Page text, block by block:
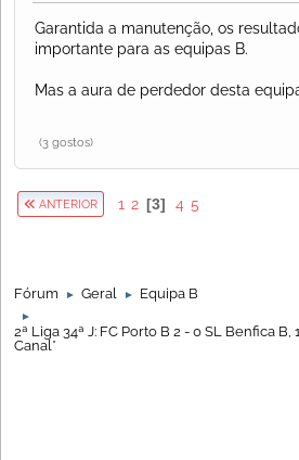
Garantida a manutenção, os
importante para as equipas B.
Mas a aura de perdedor desta
(3 gostos)
ANTERIOR 1 2 3 4 5
Fórum ► Geral ► Equipa B
►
2ª Liga 34ª J: FC Porto B 2 - 0 SL Benfica B,
Canal*